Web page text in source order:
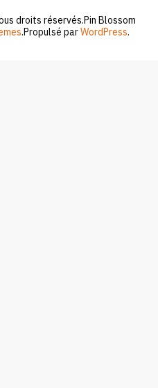
droits réservés.Pin Blossom
.Propulsé parWordPress.